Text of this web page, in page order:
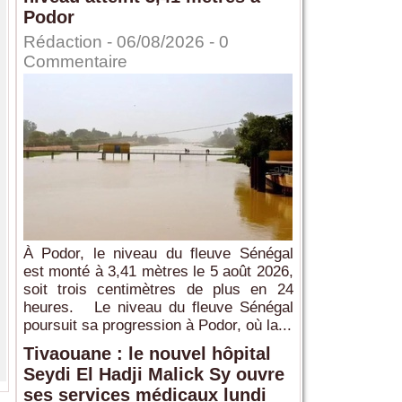
Podor
Rédaction - 06/08/2026 - 0
Commentaire
À Podor, le niveau du fleuve Sénégal
est monté à 3,41 mètres le 5 août 2026,
soit trois centimètres de plus en 24
heures. Le niveau du fleuve Sénégal
poursuit sa progression à Podor, où la...
Tivaouane : le nouvel hôpital
Seydi El Hadji Malick Sy ouvre
ses services médicaux lundi